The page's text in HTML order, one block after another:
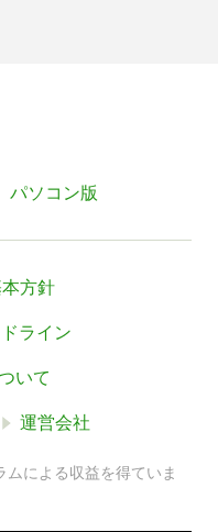
パソコン版
方針
ライン
いて
運営会社
による収益を得ていま